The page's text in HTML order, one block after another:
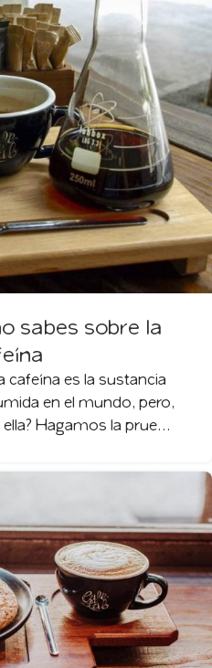
sabes sobre la
cafeína es la sustancia
en el mundo, pero,
Hagamos la prue...